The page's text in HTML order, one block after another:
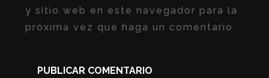
y sitio web en este navegador para la
próxima vez que haga un comentario.